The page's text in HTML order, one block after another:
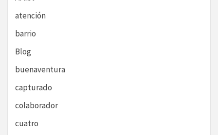
atención
barrio
Blog
buenaventura
capturado
colaborador
cuatro